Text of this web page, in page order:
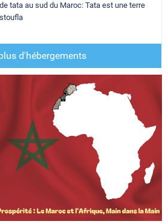
tata au sud du Maroc: Tata est une terre
d'hébergements